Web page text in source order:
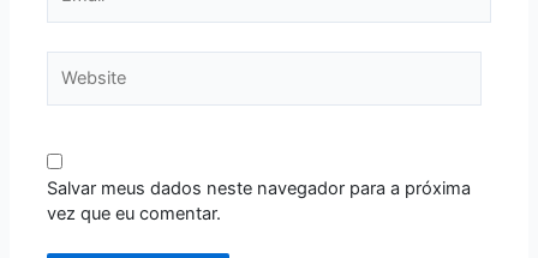
Salvar meus dados neste navegador para a próxima
vez que eu comentar.